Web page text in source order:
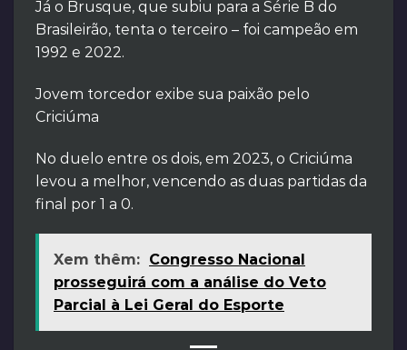
Já o Brusque, que subiu para a Série B do
Brasileirão, tenta o terceiro – foi campeão em
1992 e 2022.
Jovem torcedor exibe sua paixão pelo
Criciúma
No duelo entre os dois, em 2023, o Criciúma
levou a melhor, vencendo as duas partidas da
final por 1 a 0.
Xem thêm: Congresso Nacional
prosseguirá com a análise do Veto
Parcial à Lei Geral do Esporte